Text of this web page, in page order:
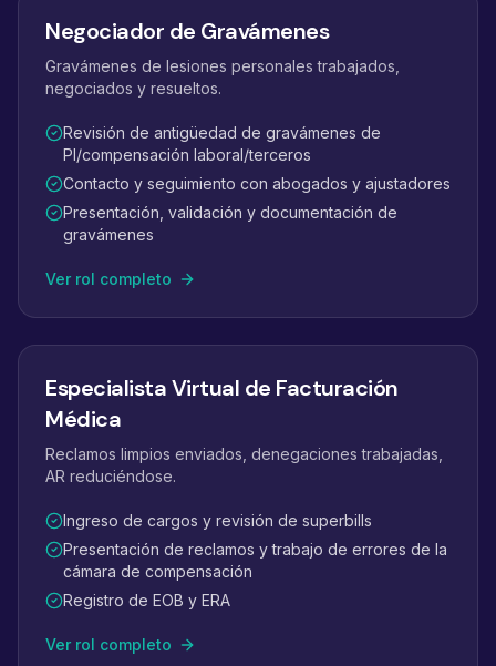
Negociador de Gravámenes
Gravámenes de lesiones personales trabajados,
negociados y resueltos.
Revisión de antigüedad de gravámenes de
PI/compensación laboral/terceros
Contacto y seguimiento con abogados y ajustadores
Presentación, validación y documentación de
gravámenes
Ver rol completo
Especialista Virtual de Facturación
Médica
Reclamos limpios enviados, denegaciones trabajadas,
AR reduciéndose.
Ingreso de cargos y revisión de superbills
Presentación de reclamos y trabajo de errores de la
cámara de compensación
Registro de EOB y ERA
Ver rol completo